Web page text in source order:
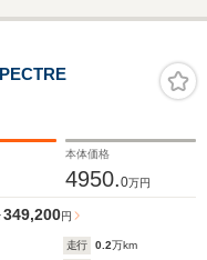
ンサー
ライブレコ
ター LEDヘ
ト ハイビー
本体価格
4950.0万円
349,200円
走行 0.2万km